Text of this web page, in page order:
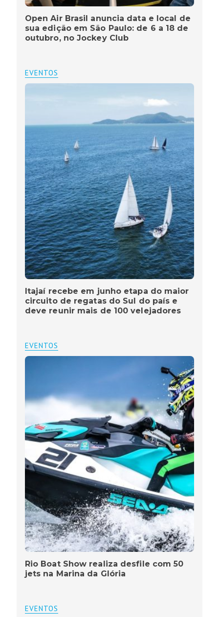
Open Air Brasil anuncia data e local de
sua edição em São Paulo: de 6 a 18 de
outubro, no Jockey Club
EVENTOS
Itajaí recebe em junho etapa do maior
circuito de regatas do Sul do país e
deve reunir mais de 100 velejadores
EVENTOS
Rio Boat Show realiza desfile com 50
jets na Marina da Glória
EVENTOS